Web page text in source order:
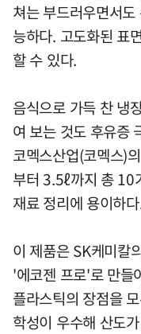
쳐는 부드러우면서
능하다. 고도화된 표
할 수 있다.
음식으로 가득 찬 냉
여 보는 것도 후유증
코멕스산업(코멕스)
부터 3.5ℓ까지 총 10
재료 정리에 용이하
이 제품은 SK케미칼
'에코젠 프로'로 만들
플라스틱의 장점을
학성이 우수해 산도